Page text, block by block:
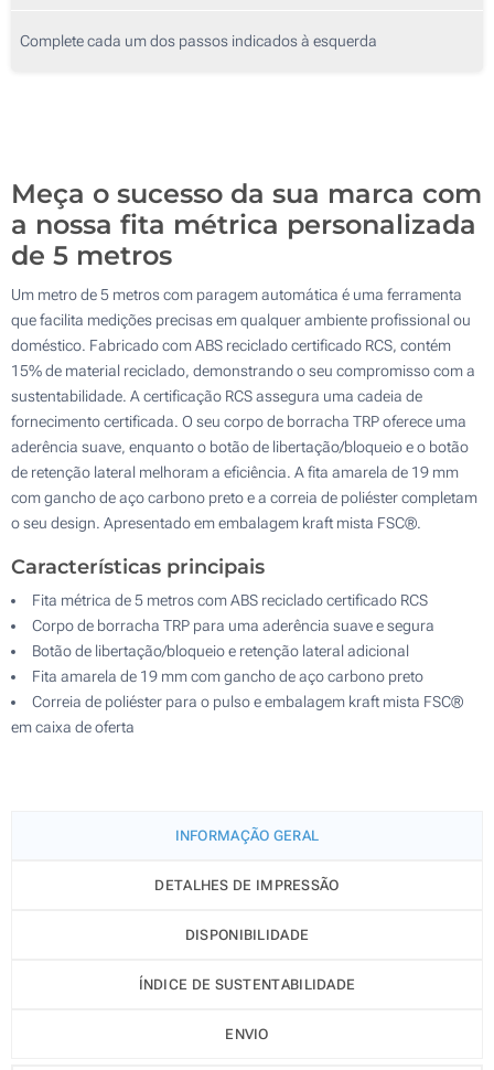
50
Complete cada um dos passos indicados à esquerda
Meça o sucesso da sua marca com
a nossa fita métrica personalizada
de 5 metros
Um metro de 5 metros com paragem automática é uma ferramenta
que facilita medições precisas em qualquer ambiente profissional ou
doméstico. Fabricado com ABS reciclado certificado RCS, contém
15% de material reciclado, demonstrando o seu compromisso com a
sustentabilidade. A certificação RCS assegura uma cadeia de
fornecimento certificada. O seu corpo de borracha TRP oferece uma
aderência suave, enquanto o botão de libertação/bloqueio e o botão
de retenção lateral melhoram a eficiência. A fita amarela de 19 mm
com gancho de aço carbono preto e a correia de poliéster completam
o seu design. Apresentado em embalagem kraft mista FSC®.
Características principais
Fita métrica de 5 metros com ABS reciclado certificado RCS
Corpo de borracha TRP para uma aderência suave e segura
Botão de libertação/bloqueio e retenção lateral adicional
Fita amarela de 19 mm com gancho de aço carbono preto
Correia de poliéster para o pulso e embalagem kraft mista FSC®
em caixa de oferta
INFORMAÇÃO GERAL
DETALHES DE IMPRESSÃO
DISPONIBILIDADE
ÍNDICE DE SUSTENTABILIDADE
ENVIO